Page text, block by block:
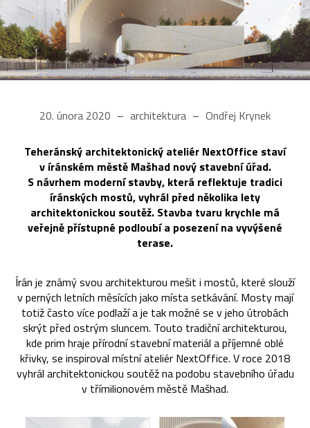
20. února 2020 architektura Ondřej Krynek
Teheránský architektonický ateliér NextOffice staví
v íránském městě Mašhad nový stavební úřad.
S návrhem moderní stavby, která reflektuje tradici
íránských mostů, vyhrál před několika lety
architektonickou soutěž. Stavba tvaru krychle má
veřejně přístupné podloubí a posezení na vyvýšené
terase.
Írán je známý svou architekturou mešit i mostů, které slouží
v perných letních měsících jako místa setkávání. Mosty mají
totiž často více podlaží a je tak možné se v jeho útrobách
skrýt před ostrým sluncem. Touto tradiční architekturou,
kde prim hraje přírodní stavební materiál a příjemné oblé
křivky, se inspiroval místní ateliér NextOffice. V roce 2018
vyhrál architektonickou soutěž na podobu stavebního úřadu
v třímilionovém městě Mašhad.